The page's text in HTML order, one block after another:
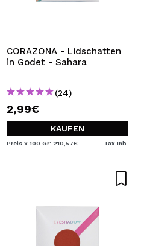
CORAZONA - Lidschatten
in Godet - Sahara
(24)
2,99€
KAUFEN
Preis x 100 Gr: 210,57€ Tax Inb.